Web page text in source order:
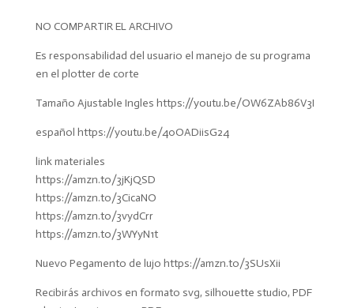
NO COMPARTIR EL ARCHIVO
Es responsabilidad del usuario el manejo de su programa
en el plotter de corte
Tamaño Ajustable Ingles https://youtu.be/OW6ZAb86V3I
español https://youtu.be/40OADiisG24
link materiales
https://amzn.to/3jKjQSD
https://amzn.to/3CicaNO
https://amzn.to/3vydCrr
https://amzn.to/3WYyN1t
Nuevo Pegamento de lujo https://amzn.to/3SUsXii
Recibirás archivos en formato svg, silhouette studio, PDF